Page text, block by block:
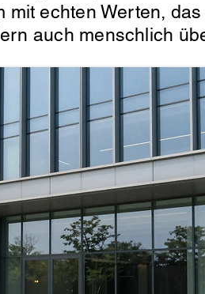
mit echten Werten,
auch menschlich
Spotless-fj Gebäudereinigung Hamburg